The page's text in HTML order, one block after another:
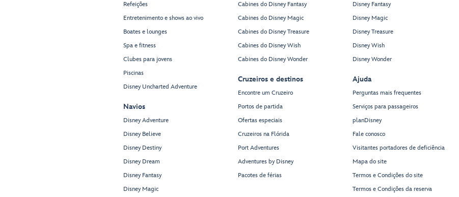
Refeições
Entretenimento e shows ao vivo
Boates e lounges
Spa e fitness
Clubes para jovens
Piscinas
Disney Uncharted Adventure
Navios
Disney Adventure
Disney Believe
Disney Destiny
Disney Dream
Disney Fantasy
Disney Magic
Cabines do Disney Fantasy
Cabines do Disney Magic
Cabines do Disney Treasure
Cabines do Disney Wish
Cabines do Disney Wonder
Cruzeiros e destinos
Encontre um Cruzeiro
Portos de partida
Ofertas especiais
Cruzeiros na Flórida
Port Adventures
Adventures by Disney
Pacotes de férias
Disney Fantasy
Disney Magic
Disney Treasure
Disney Wish
Disney Wonder
Ajuda
Perguntas mais frequentes
Serviços para passageiros
planDisney
Fale conosco
Visitantes portadores de deficiência
Mapa do site
Termos e Condições do site
Termos e Condições da reserva